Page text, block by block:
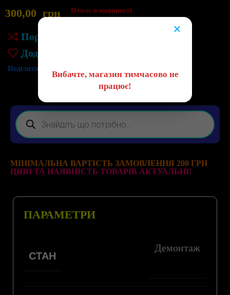
300,00 грн Немає в наявності
Порівняння
Додати до списку бажань
Поділитись:
МІНІМАЛЬНА ВАРТІСТЬ ЗАМОВЛЕННЯ 200 ГРН
ЦІНИ ТА НАЯВНІСТЬ ТОВАРІВ АКТУАЛЬНІ!
ПАРАМЕТРИ
СТАН
Демонтаж
×
Вибачте, магазин тимчасово не
працює!